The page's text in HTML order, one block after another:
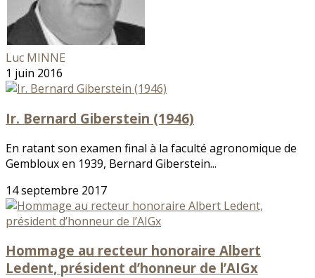
Luc MINNE
1 juin 2016
Ir. Bernard Giberstein (1946)
En ratant son examen final à la faculté agronomique de
Gembloux en 1939, Bernard Giberstein...
14 septembre 2017
Hommage au recteur honoraire Albert
Ledent, président d’honneur de l’AIGx